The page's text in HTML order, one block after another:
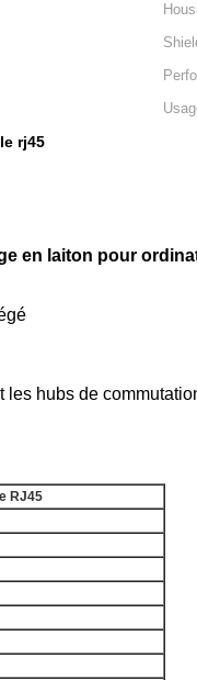
rj45
en laiton pour
hubs de
RJ45